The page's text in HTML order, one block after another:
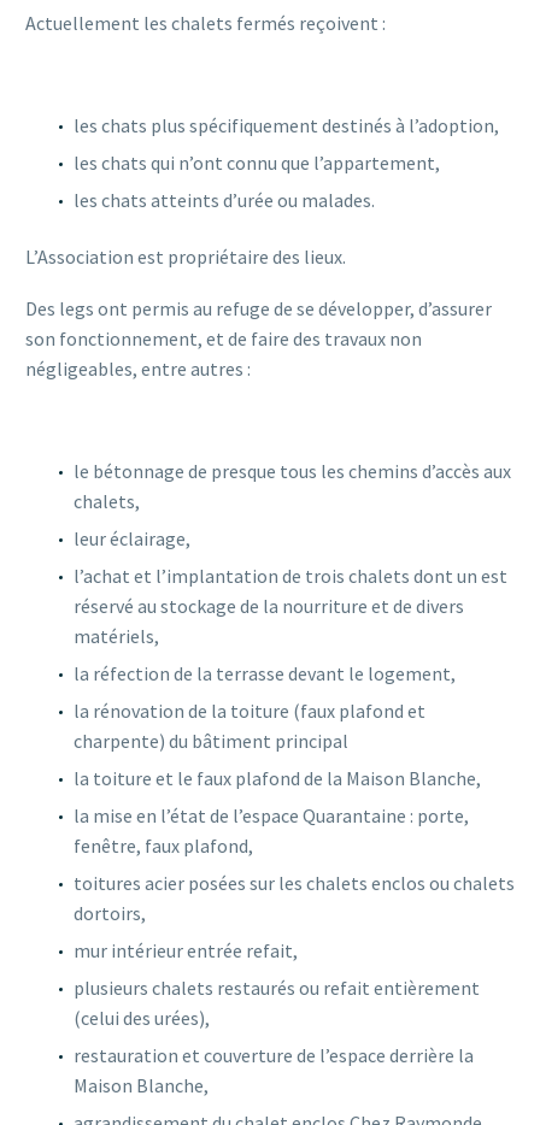
Actuellement les chalets fermés reçoivent :
les chats plus spécifiquement destinés à l’adoption,
les chats qui n’ont connu que l’appartement,
les chats atteints d’urée ou malades.
L’Association est propriétaire des lieux.
Des legs ont permis au refuge de se développer, d’assurer
son fonctionnement, et de faire des travaux non
négligeables, entre autres :
le bétonnage de presque tous les chemins d’accès aux
chalets,
leur éclairage,
l’achat et l’implantation de trois chalets dont un est
réservé au stockage de la nourriture et de divers
matériels,
la réfection de la terrasse devant le logement,
la rénovation de la toiture (faux plafond et
charpente) du bâtiment principal
la toiture et le faux plafond de la Maison Blanche,
la mise en l’état de l’espace Quarantaine : porte,
fenêtre, faux plafond,
toitures acier posées sur les chalets enclos ou chalets
dortoirs,
mur intérieur entrée refait,
plusieurs chalets restaurés ou refait entièrement
(celui des urées),
restauration et couverture de l’espace derrière la
Maison Blanche,